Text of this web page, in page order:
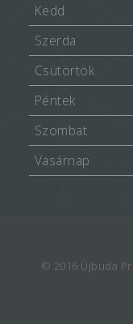
Kedd
Szerda
Csütörtök
Péntek
Szombat
Vasárnap
© 2016 Újbuda